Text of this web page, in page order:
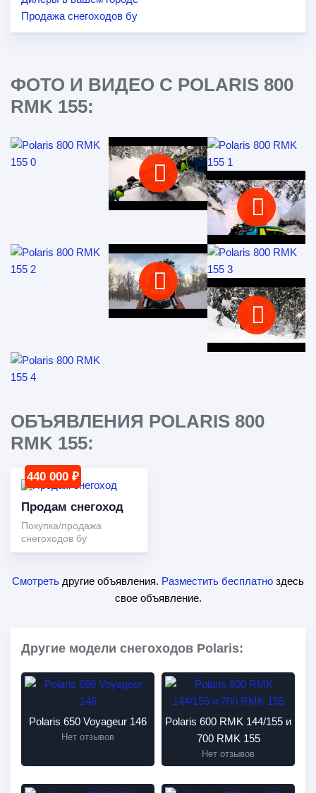
Продажа снегоходов бу
ФОТО И ВИДЕО С POLARIS 800
RMK 155:
ОБЪЯВЛЕНИЯ POLARIS 800
RMK 155:
440 000 ₽
Продам снегоход
Покупка/продажа
снегоходов бу
Смотреть другие объявления. Разместить бесплатно здесь
свое объявление.
Другие модели снегоходов Polaris:
Polaris 650 Voyageur 146
Нет отзывов
Polaris 600 RMK 144/155 и
700 RMK 155
Нет отзывов